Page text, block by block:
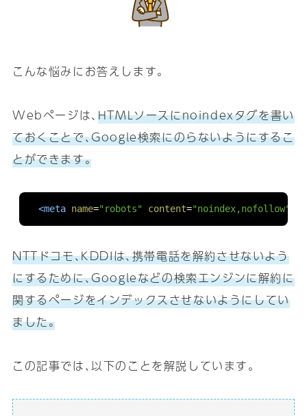
こんな悩みにお答えします｡
Webページは､ HTMLソースにnoindexタグを書い
ておくことで､Google検索にのらないようにするこ
とができます｡
<meta name="robots" content="noindex,nofollow"
NTTドコモ､KDDIは､携帯電話を解約させないよう
にするために､Googleなどの検索エンジンに解約に
関するページをインデックスさせないようにしてい
ました｡
この記事では､以下のことを解説しています｡